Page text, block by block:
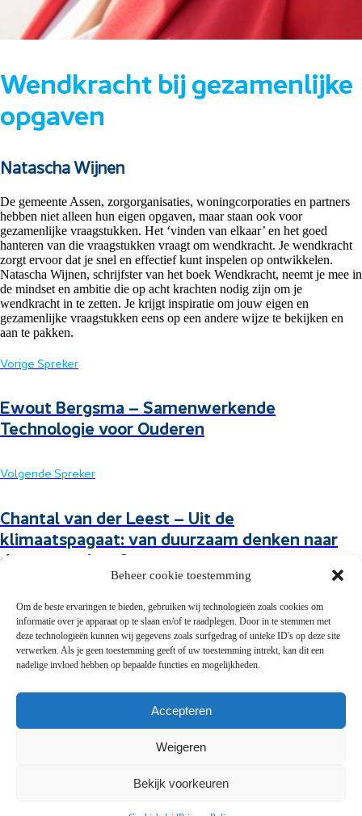
Beheer cookie toestemming
Om de beste ervaringen te bieden, gebruiken wij technologieën zoals cookies om
informatie over je apparaat op te slaan en/of te raadplegen. Door in te stemmen met
deze technologieën kunnen wij gegevens zoals surfgedrag of unieke ID's op deze site
verwerken. Als je geen toestemming geeft of uw toestemming intrekt, kan dit een
nadelige invloed hebben op bepaalde functies en mogelijkheden.
Accepteren
Weigeren
Bekijk voorkeuren
Wendkracht bij gezamenlijke
opgaven
Natascha Wijnen
De gemeente Assen, zorgorganisaties, woningcorporaties en partners
hebben niet alleen hun eigen opgaven, maar staan ook voor
gezamenlijke vraagstukken. Het ‘vinden van elkaar’ en het goed
hanteren van die vraagstukken vraagt om wendkracht. Je wendkracht
zorgt ervoor dat je snel en effectief kunt inspelen op ontwikkelen.
Natascha Wijnen, schrijfster van het boek Wendkracht, neemt je mee in
de mindset en ambitie die op acht krachten nodig zijn om je
wendkracht in te zetten. Je krijgt inspiratie om jouw eigen en
gezamenlijke vraagstukken eens op een andere wijze te bekijken en
aan te pakken.
Vorige Spreker
Ewout Bergsma – Samenwerkende
Technologie voor Ouderen
Volgende Spreker
Chantal van der Leest – Uit de
klimaatspagaat: van duurzaam denken naar
duurzaam doen?
Snel naar
Presentaties
Contact